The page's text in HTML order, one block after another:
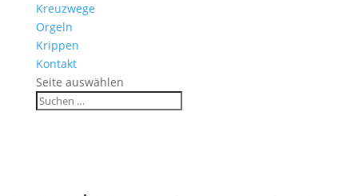
Kreuz­wege
Orgeln
Krippen
Kontakt
Seite auswählen